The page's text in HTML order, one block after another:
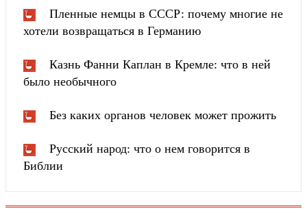
Пленные немцы в СССР: почему многие не
хотели возвращаться в Германию
Казнь Фанни Каплан в Кремле: что в ней
было необычного
Без каких органов человек может прожить
Русский народ: что о нем говорится в
Библии